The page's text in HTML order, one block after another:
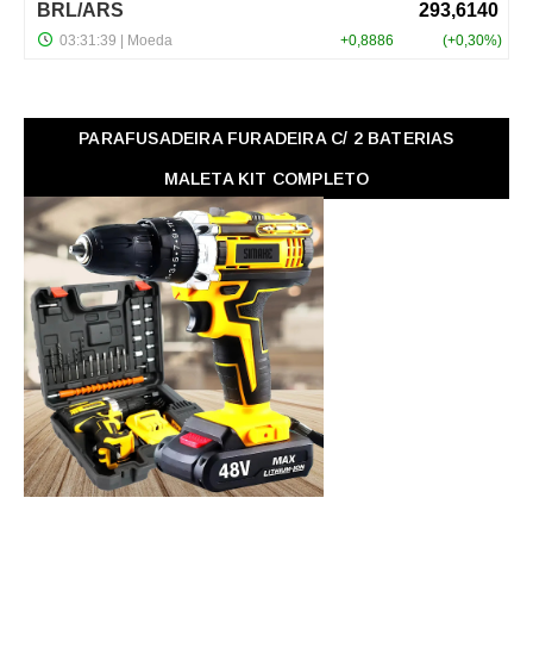
PARAFUSADEIRA FURADEIRA C/ 2 BATERIAS
MALETA KIT COMPLETO